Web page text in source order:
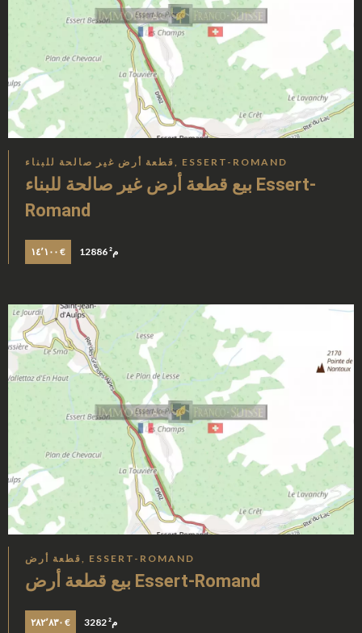
قطعة أرض غير صالحة للبناء, ESSERT-ROMAND
بيع قطعة أرض غير صالحة للبناء Essert-
Romand
١٤٬١٠٠ € 12886 م²
قطعة أرض, ESSERT-ROMAND
بيع قطعة أرض Essert-Romand
٢٨٢٬٨٣٠ € 3282 م²